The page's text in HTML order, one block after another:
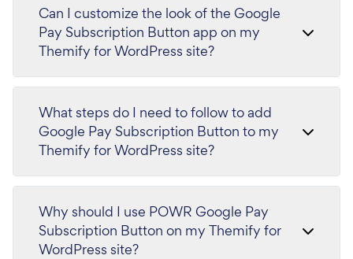
Can I customize the look of the Google
Pay Subscription Button app on my
Themify for WordPress site?
What steps do I need to follow to add
Google Pay Subscription Button to my
Themify for WordPress site?
Why should I use POWR Google Pay
Subscription Button on my Themify for
WordPress site?